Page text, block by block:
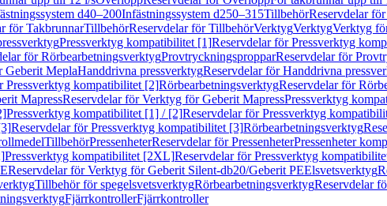
d40–200Infästningssystem d250–315TillbehörReservdelar
för TakbrunnarTillbehörReservdelar för TillbehörVerktygVerktygVerktyg
Pressverktyg kompatibilitet [1]Reservdelar för Pressverktyg
för RörbearbetningsverktygProvtryckningspropparReservdelar för
Geberit MeplaHanddrivna pressverktygReservdelar för Handdrivna
Pressverktyg kompatibilitet [2]RörbearbetningsverktygReservdelar för
MapressReservdelar för Verktyg för Geberit MapressPressverktyg
Pressverktyg kompatibilitet [1] / [2]Reservdelar för Pressverktyg
Reservdelar för Pressverktyg kompatibilitet [3]Rörbearbetningsverktyg
TillbehörPressenheterReservdelar för PressenheterPressenheter
Pressverktyg kompatibilitet [2XL]Reservdelar för Pressverktyg
Reservdelar för Verktyg för Geberit Silent-db20/Geberit PEElsvetsverktyg
Tillbehör för spegelsvetsverktygRörbearbetningsverktygReservdelar
FjärrkontrollerFjärrkontroller